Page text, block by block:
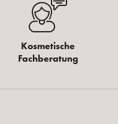
Kosmetische
Fachberatung